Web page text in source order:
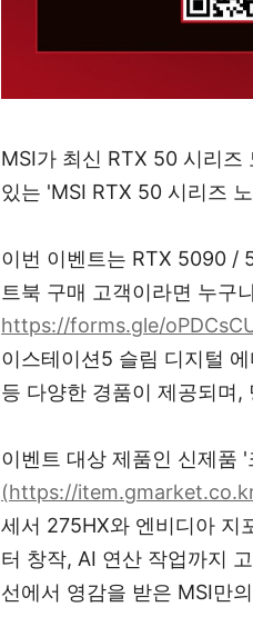
MSI가 최신 RTX 50 시리즈
있는 'MSI RTX 50 시리즈
이번 이벤트는 RTX 5090 /
트북 구매 고객이라면 누구
https://forms.gle/
이스테이션5 슬림 디지털
등 다양한 경품이 제공되며
이벤트 대상 제품인 신제품
(https://
세서 275HX와 엔비디아 지
터 창작, AI 연산 작업까지
선에서 영감을 받은 MSI만